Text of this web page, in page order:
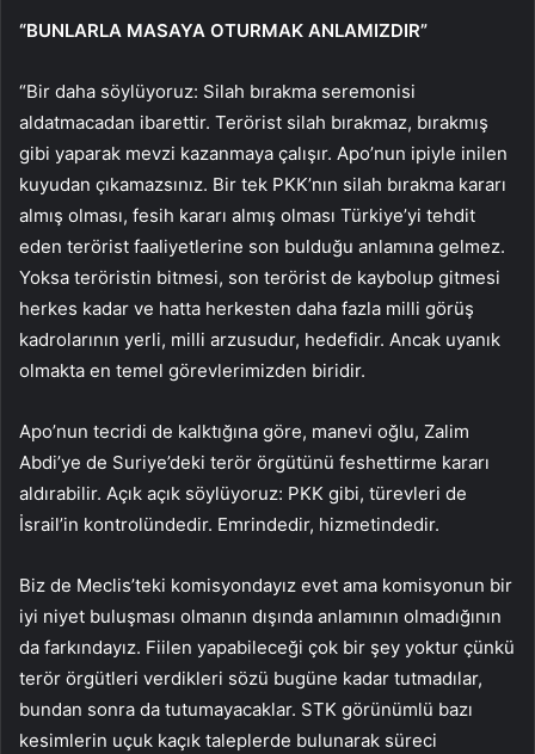
“BUNLARLA MASAYA OTURMAK ANLAMIZDIR”
“Bir daha söylüyoruz: Silah bırakma seremonisi
aldatmacadan ibarettir. Terörist silah bırakmaz, bırakmış
gibi yaparak mevzi kazanmaya çalışır. Apo’nun ipiyle inilen
kuyudan çıkamazsınız. Bir tek PKK’nın silah bırakma kararı
almış olması, fesih kararı almış olması Türkiye’yi tehdit
eden terörist faaliyetlerine son bulduğu anlamına gelmez.
Yoksa teröristin bitmesi, son terörist de kaybolup gitmesi
herkes kadar ve hatta herkesten daha fazla milli görüş
kadrolarının yerli, milli arzusudur, hedefidir. Ancak uyanık
olmakta en temel görevlerimizden biridir.
Apo’nun tecridi de kalktığına göre, manevi oğlu, Zalim
Abdi’ye de Suriye’deki terör örgütünü feshettirme kararı
aldırabilir. Açık açık söylüyoruz: PKK gibi, türevleri de
İsrail’in kontrolündedir. Emrindedir, hizmetindedir.
Biz de Meclis’teki komisyondayız evet ama komisyonun bir
iyi niyet buluşması olmanın dışında anlamının olmadığının
da farkındayız. Fiilen yapabileceği çok bir şey yoktur çünkü
terör örgütleri verdikleri sözü bugüne kadar tutmadılar,
bundan sonra da tutumayacaklar. STK görünümlü bazı
kesimlerin uçuk kaçık taleplerde bulunarak süreci